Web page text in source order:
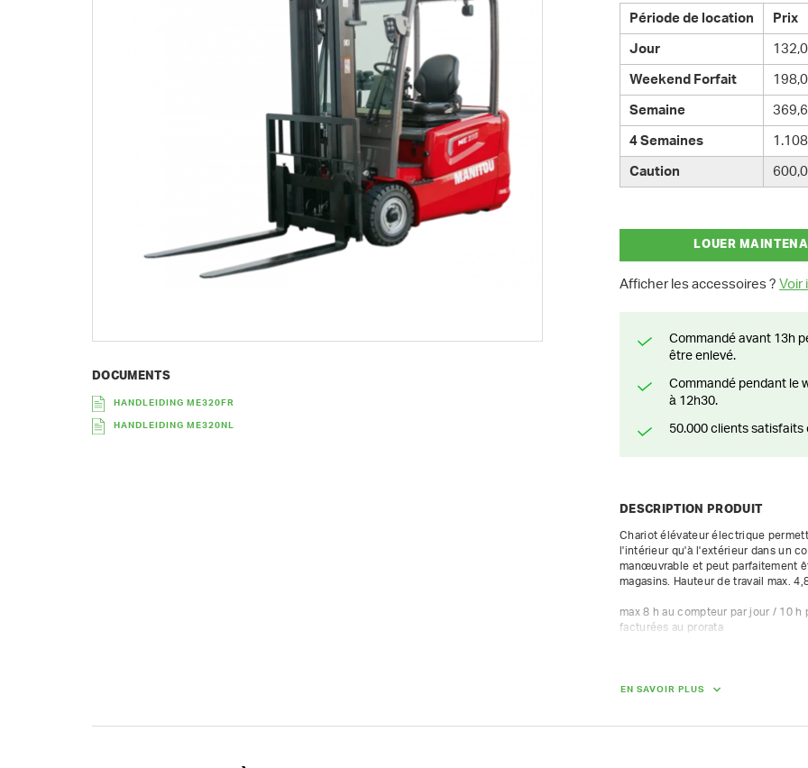
DOCUMENTS
HANDLEIDING ME320FR
HANDLEIDING ME320NL
Période de location Prix
Jour
Weekend Forfait
Semaine
4 Semaines
Caution
LOUER
Afficher les accessoires ? Voir
Commandé avant 13h pendant la semaine? Livré le jour suivant ou prêt à
être enlevé.
Commandé pendant le weekend? Livré ou prêt à être enlevé à partir du lundi
à 12h30.
50.000 clients
DESCRIPTION PRODUIT
Chariot élévateur électrique
l'intérieur qu'à l'extérieur dans un
manœuvrable et peut parfaitement
magasins. Hauteur de travail max.
max 8 h au compteur par jour / 10 h
facturées au prorata
200 cm x 115 cm x 230 cm
EN SAVOIR PLUS